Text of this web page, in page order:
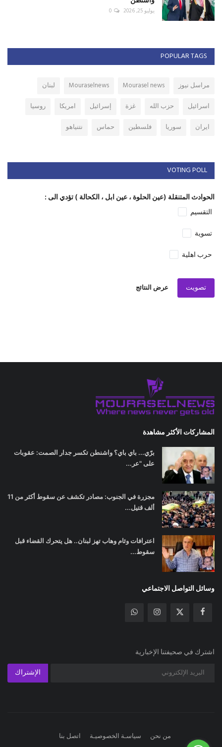
يوليو 25, 2026 0
POPULAR TAGS
مراسل نيوز Mourasel news
Mouraselnews
لبنان
اسرائيل
حزب الله غزة إسرائيل امريكا
روسيا
ايران
سوريا فلسطين حماس نتنياهو
VOTING POLL
الحوادث المتنقلة (عين الحلوة ، عين ابل ، الكحالة ) تؤدي الى :
التقسيم
تسوية
حرب اهلية
تصويت عرض النتائج
المشاركات الأكثر مشاهدة
برّي... باي باي؟ واشنطن تكسر جدار الصمت: عقوبات
على "عر...
مجزرة في الجنوب: مصادر تكشف عن سقوط أكثر من 11
ألف قتيل...
اعترافات وئام وهاب تهز لبنان.. هل يتحرك القضاء قبل
سقوط...
وسائل التواصل الاجتماعي
اشترك في صحيفتنا الإخبارية
الإشتراك
من نحن سياسـة الخصوصيـة اتصل بنا